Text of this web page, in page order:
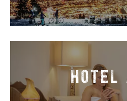
HOTEL